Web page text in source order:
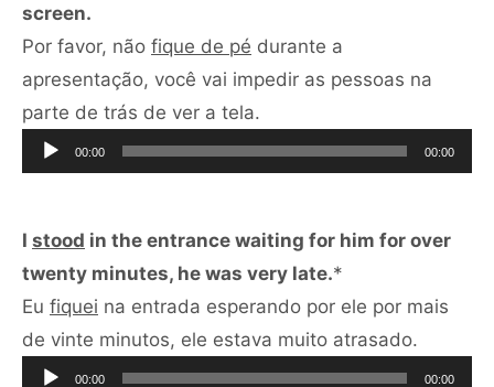
screen.
Por favor, não fique de pé durante a
apresentação, você vai impedir as pessoas na
parte de trás de ver a tela.
de
áudio
00:00 00:00
I stood in the entrance waiting for him for over
twenty minutes, he was very late.*
Eu fiquei na entrada esperando por ele por mais
de vinte minutos, ele estava muito atrasado.
de
00:00 00:00